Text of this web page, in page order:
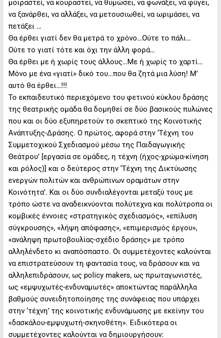
μοιραστεί, να κουραστεί, να θυμώσει, να φωνάξει, να φύγει,
να ξανάρθει, να αλλάξει, να μετουσιωθεί, να ωριμάσει, να
πετάξει …
Θα έρθει γιατί δεν θα μετρά το χρόνο…Ούτε το πάλι…
Ούτε το γιατί τότε και όχι την άλλη φορά…
Θα έρθει με ή χωρίς τους άλλους…Με ή χωρίς το χαρτί…
Μόνο με ένα «γιατί» δικό του…που θα ζητά μια λύση! Μ’
αυτό θα έρθει…!!!
Το εκπαιδευτικό περιεχόμενο του φετινού κύκλου δράσης
της θεατρικής ομάδα θα δομηθεί σε δύο βασικούς πυλώνες
που και οι δύο εξυπηρετούν το σκεπτικό της Κοινοτικής
Ανάπτυξης-Δράσης. Ο πρώτος, αφορά στην ‘Τέχνη του
Συμμετοχικού Σχεδιασμού μέσω της Παιδαγωγικής
Θεάτρου’ [εργασία σε ομάδες, η τέχνη (ήχος-χρώμα-κίνηση
και ρόλος)] και ο δεύτερος στην ‘Τέχνη της Δικτύωσης
ενεργών πολιτών και ανθρώπινων οραμάτων στην
Κοινότητα’. Και οι δύο συνδιαλέγονται μεταξύ τους με
τρόπο ώστε να αναδεικνύονται πολύτεχνα και πολύτροπα οι
κομβικές έννοιες «στρατηγικός σχεδιασμός», «επίλυση
σύγκρουσης», «λήψη απόφασης», «επιμερισμός έργου»,
«ανάληψη πρωτοβουλίας-σχέδιο δράσης» με τρόπο
αλληλένδετο κι αναπόσπαστο. Οι συμμετέχοντες καλούνται
να επιστρατεύσουν τη φαντασία τους, να δράσουν και να
αλληλεπιδράσουν, ως policy makers, ως πρωταγωνιστές,
ως «εμψυχωτές-ενδυναμωτές» αποκτώντας παράλληλα
βαθμούς συνειδητοποίησης της συνάφειας που υπάρχει
στην ‘τέχνη’ της κοινοτικής ενδυνάμωσης με εκείνην του
«δασκάλου-εμψυχωτή-σκηνοθέτη». Ειδικότερα οι
συμμετέχοντες καλούνται να δημιουργήσουν: